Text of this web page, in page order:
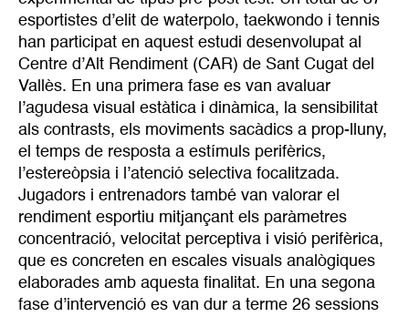
esportistes d’elit de waterpolo, taekwondo i tennis
han participat en aquest estudi desenvolupat al
Centre d’Alt Rendiment (CAR) de Sant Cugat del
Vallès. En una primera fase es van avaluar
l’agudesa visual estàtica i dinàmica, la sensibilitat
als contrasts, els moviments sacàdics a prop-lluny,
el temps de resposta a estímuls perifèrics,
l’estereòpsia i l’atenció selectiva focalitzada.
Jugadors i entrenadors també van valorar el
rendiment esportiu mitjançant els paràmetres
concentració, velocitat perceptiva i visió perifèrica,
que es concreten en escales visuals analògiques
elaborades amb aquesta finalitat. En una segona
fase d’intervenció es van dur a terme 26 sessions